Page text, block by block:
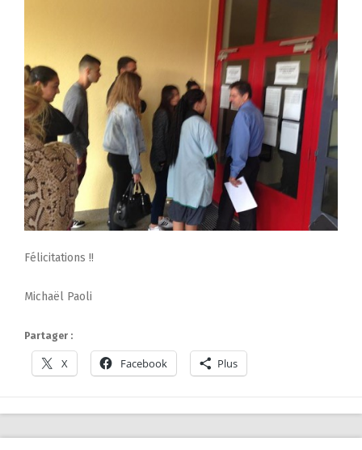
Félicitations !!
Michaël Paoli
Partager :
X Facebook Plus